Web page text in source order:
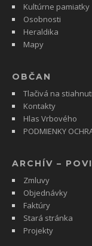
Kultúrne pamiatky
Osobnosti
Heraldika
Mapy
OBČAN
Tlačivá na
Kontakty
Hlas Vrbového
PODMIENKY
ARCHÍV –
Zmluvy
Objednávky
Faktúry
Stará stránka
Projekty